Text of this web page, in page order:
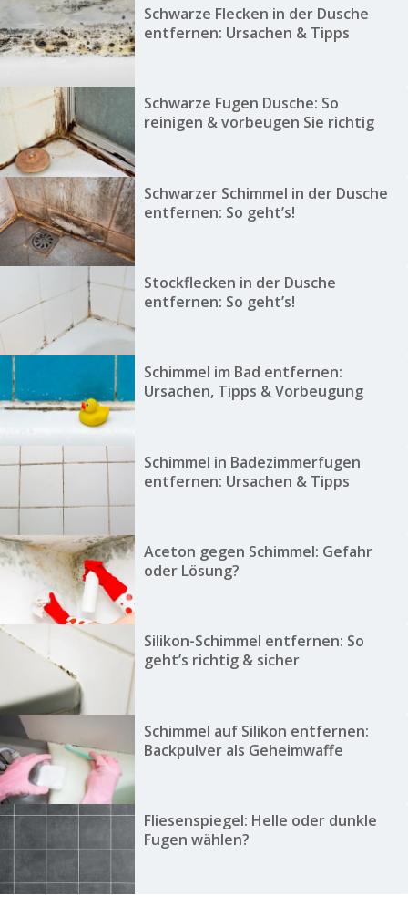
Schwarze Flecken in der Dusche
entfernen: Ursachen & Tipps
Schwarze Fugen Dusche: So
reinigen & vorbeugen Sie richtig
Schwarzer Schimmel in der Dusche
entfernen: So geht’s!
Stockflecken in der Dusche
entfernen: So geht’s!
Schimmel im Bad entfernen:
Ursachen, Tipps & Vorbeugung
Schimmel in Badezimmerfugen
entfernen: Ursachen & Tipps
Aceton gegen Schimmel: Gefahr
oder Lösung?
Silikon-Schimmel entfernen: So
geht’s richtig & sicher
Schimmel auf Silikon entfernen:
Backpulver als Geheimwaffe
Fliesenspiegel: Helle oder dunkle
Fugen wählen?